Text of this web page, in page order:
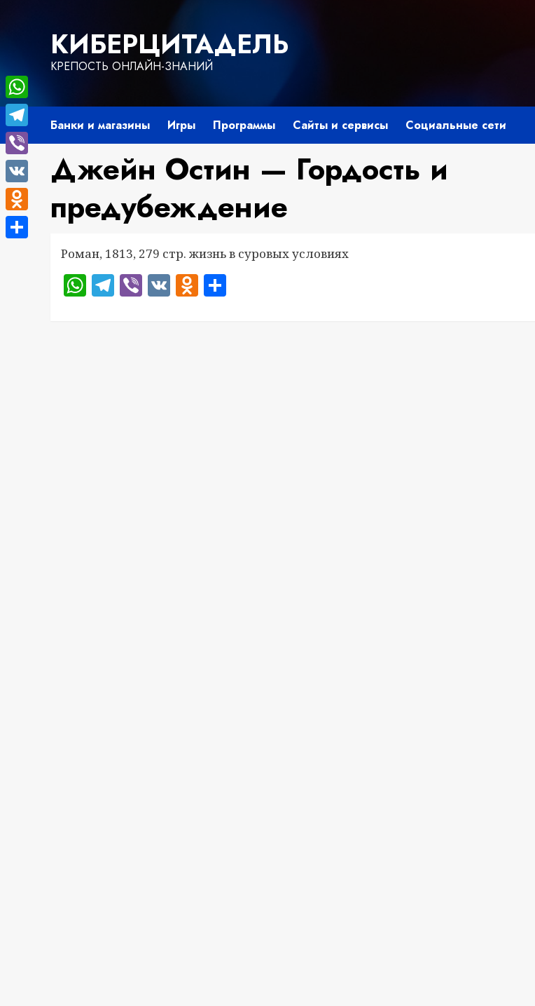
содержимомуКИБЕРЦИТАДЕЛЬ
КРЕПОСТЬ ОНЛАЙН-ЗНАНИЙ
Банки и магазины Игры Программы Сайты и сервисы Социальные сети
Джейн Остин — Гордость и
предубеждение
Роман, 1813, 279 стр. жизнь в суровых условиях
WhatsApp
Telegram
Viber
VKOdnoklassniki
WhatsApp
Telegram
Viber
VK
Odnoklassniki
Отправить